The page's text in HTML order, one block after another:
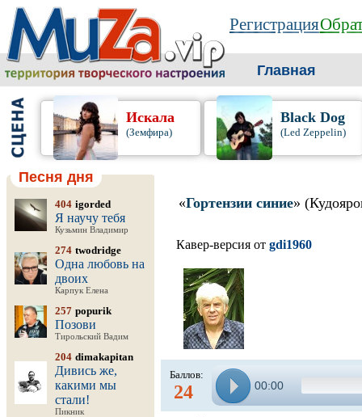
Регистрация
Главная
Искала
(Земфира)
Black Dog
(Led Zeppelin)
Песня дня
404 igorded
Я научу тебя
Кузьмин Владимир
274 twodridge
Одна любовь на
двоих
Карпук Елена
257 popurik
Позови
Тирольский Вадим
204 dimakapitan
Дивись же,
какими мы
стали!
Пикник
«Гортензии синие»
Кавер-версия от gdi1960
Баллов:
24 00:00